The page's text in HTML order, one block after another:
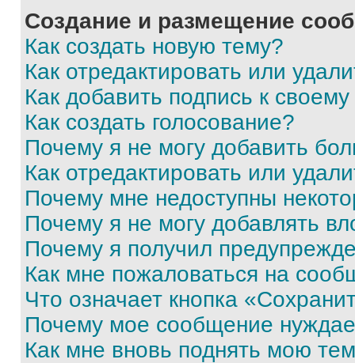
Создание и размещение
Как создать новую тему?
Как отредактировать или
Как добавить подпись к
Как создать голосование?
Почему я не могу добавить
Как отредактировать или
Почему мне недоступны
Почему я не могу добавлять
Почему я получил
Как мне пожаловаться на
Что означает кнопка
Почему мое сообщение
Как мне вновь поднять мою